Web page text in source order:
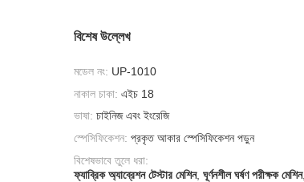
বিশেষ উল্লেখ
মডেল নং: UP-1010
নাকাল চাকা: এইচ 18
ভাষা: চাইনিজ এবং ইংরেজি
স্পেসিফিকেশন: প্রকৃত আকার স্পেসিফিকেশন পড়ুন
বিশেষভাবে তুলে ধরা:
ফ্যাব্রিক অ্যাব্রেশন টেস্টার মেশিন, ঘূর্ণনশীল ঘর্ষণ পরীক্ষক মেশিন,